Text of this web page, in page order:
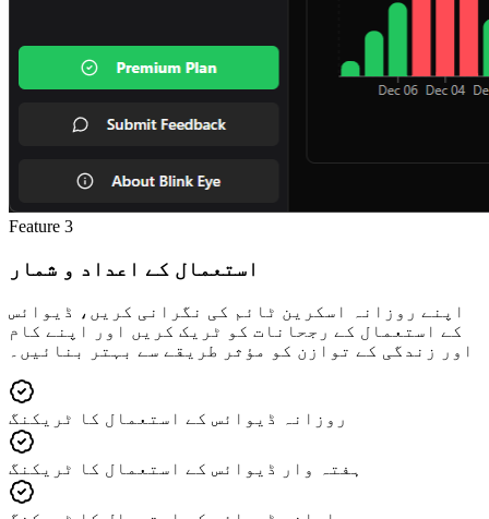
Feature 3
استعمال کے اعداد و شمار
اپنے روزانہ اسکرین ٹائم کی نگرانی کریں، ڈیوائس
کے استعمال کے رجحانات کو ٹریک کریں اور اپنے کام
اور زندگی کے توازن کو مؤثر طریقے سے بہتر بنائیں۔
روزانہ ڈیوائس کے استعمال کا ٹریکنگ
ہفتہ وار ڈیوائس کے استعمال کا ٹریکنگ